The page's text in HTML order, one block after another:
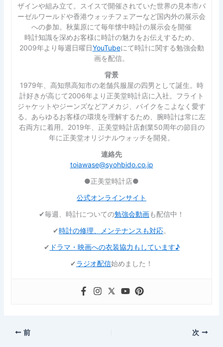
ザインや組み立て。スイスで開催されていた世界の見本市バ
ーゼルワールドや香港ウォッチフェアーなど国内外の展示会
への参加。秋葉原にて毎年懐中時計の展示会を開催
時計知識を深めお客様に時計の魅力をお伝えするため、
2009年より毎週日曜日YouTubeにて時計に関する勉強会動
画を配信。
背景
1979年、高知県高知市の老舗呉服屋の四男として誕生。時
計好きが高じて2006年より正美堂時計店に入社。フライト
ジャケットやジーンズなどアメカジ、バイクをこよなく愛す
る。あらゆるお客様の環境を理解するため、腕時計は常に左
右両方に着用。2019年、正美堂時計店創業50周年の節目の
年に正美堂オリジナルウォッチを開発。
連絡先
toiawase@syohbido.co.jp
●正美堂時計店●
公式オンラインサイト
✔︎毎週、時計についての勉強会動画も配信中！
✔︎時計の修理、メンテナンスも対応。
✔︎ ドラマ・映画への衣装協力もしています♪
✔︎ラジオ配信始めました！
前 次